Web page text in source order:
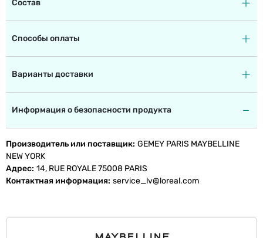
Состав
Способы оплаты
Варианты доставки
Информация о безопасности продукта
Производитель или поставщик GEMEY PARIS MAYBELLINE
NEW YORK
Адрес 14, RUE ROYALE 75008 PARIS
Контактная информация service_lv@loreal.com